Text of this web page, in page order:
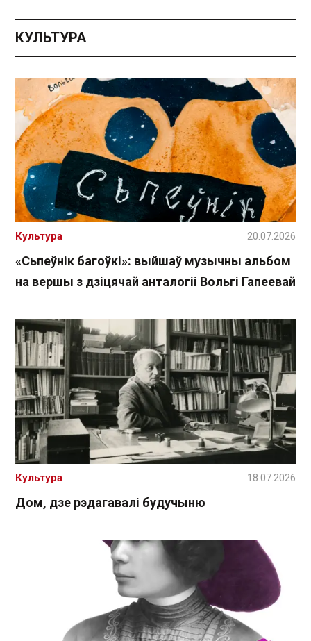
КУЛЬТУРА
«Сьпеўнік багоўкі»: выйшаў музычны альбом
на вершы з дзіцячай анталогіі Вольгі Гапеевай
Культура 20.07.2026
Дом, дзе рэдагавалі будучыню
Культура 18.07.2026